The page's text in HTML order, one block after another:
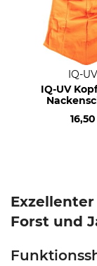
IQ-UV
IQ-UV
16,50
Forst und